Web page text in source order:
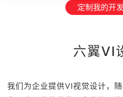
定制我的开
六翼VI
我们为企业提供VI视觉设计，